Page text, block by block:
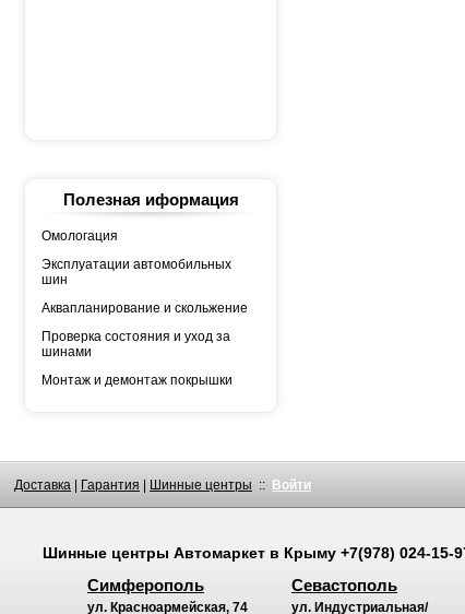
КАМА
Полезная иформация
Омологация
Эксплуатации автомобильных
шин
Аквапланирование и скольжение
Проверка состояния и уход за
шинами
Монтаж и демонтаж покрышки
Доставка Гарантия Шинные центры :: Войти
Шинные центры Автомаркетв Крыму +7(978) 024-15-
Симферополь
ул. Красноармейская, 74
Севастополь
ул. Индустриальная/